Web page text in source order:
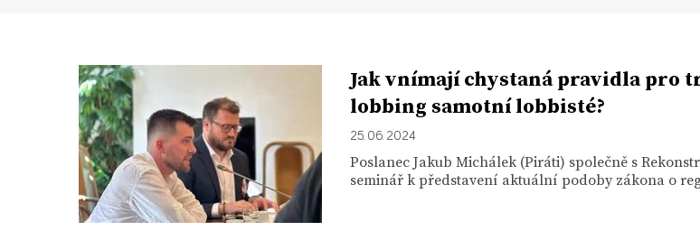
Jak vnímají chystaná pravidla pro
lobbing samotní lobbisté?
25. 06. 2024
Poslanec Jakub Michálek (Piráti) společně s
seminář k představení aktuální podoby zákona o